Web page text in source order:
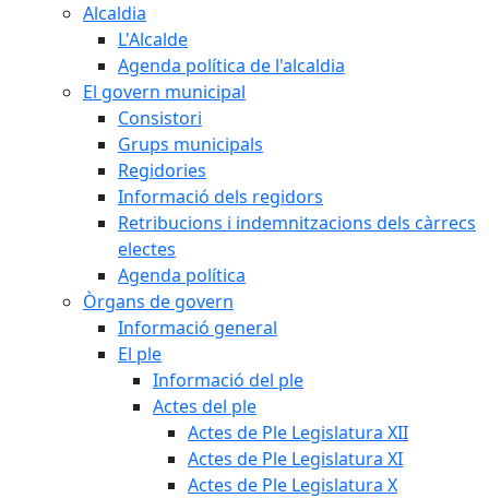
Alcaldia
L'Alcalde
Agenda política de l'alcaldia
El govern municipal
Consistori
Grups municipals
Regidories
Informació dels regidors
Retribucions i indemnitzacions dels càrrecs
electes
Agenda política
Òrgans de govern
Informació general
El ple
Informació del ple
Actes del ple
Actes de Ple Legislatura XII
Actes de Ple Legislatura XI
Actes de Ple Legislatura X